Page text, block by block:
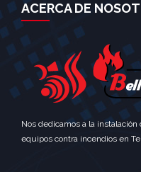
ACERCA DE
Nos dedicamos a la
equipos contra incendios en